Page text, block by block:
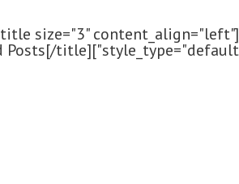
[title size="3" content_align="left"
style_type="default"]Related Posts[/title]